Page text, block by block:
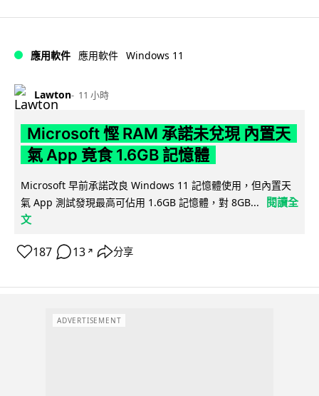
應用軟件 應用軟件 Windows 11
Lawton 11 小時
Microsoft 慳 RAM 承諾未兌現 內置天
氣 App 竟食 1.6GB 記憶體
Microsoft 早前承諾改良 Windows 11 記憶體使用，但內置天
氣 App 測試發現最高可佔用 1.6GB 記憶體，對 8GB...
閱讀全
文
187 13 ↗ 分享
ADVERTISEMENT